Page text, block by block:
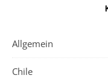
Allgemein
Chile